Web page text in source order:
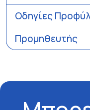
Οδηγίες
Προμηθευτής